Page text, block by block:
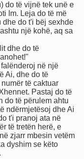
do të vijnë tek unë e
Im. Leja do të më
dhe do t'i bëj sexhde
një kohë, aq sa
dhe do të
në një
Ai, dhe do të
të caktuar
Pastaj do të
do të përulem ahtu
ndërmjetësoj dhe Ai
t'i pranoj ata në
të tretën herë, e
zjarr mbesin vetëm
dyshim se këto